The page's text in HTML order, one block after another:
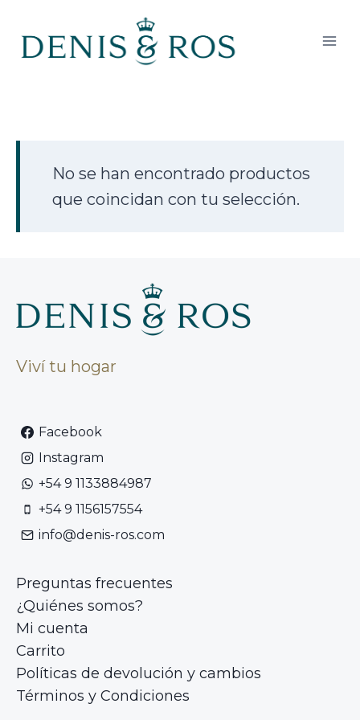
contenido
No se han encontrado productos
que coincidan con tu selección.
Viví tu hogar
Facebook
Instagram
+54 9 1133884987
+54 9 1156157554
info@denis-ros.com
Preguntas frecuentes
¿Quiénes somos?
Mi cuenta
Carrito
Políticas de devolución y cambios
Términos y Condiciones